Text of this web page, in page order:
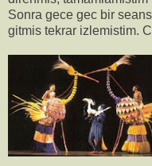
Sonra gece gec bir
gitmis tekrar izlemistim.